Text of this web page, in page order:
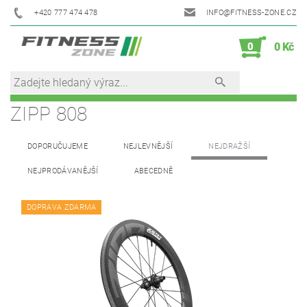
+420 777 474 478 INFO@FITNESS-ZONE.CZ
0 0 Kč
ZIPP 808
DOPORUČUJEME NEJLEVNĚJŠÍ NEJDRAŽŠÍ
NEJPRODÁVANĚJŠÍ ABECEDNĚ
DOPRAVA ZDARMA